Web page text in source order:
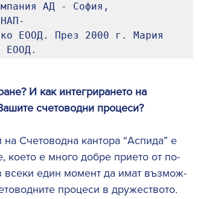
АД - София,
ЕООД. През 2000 г. Мария
ЕООД.
И как интегрирането на
счетоводни процеси?
Счетоводна кантора “Аспида” е
е много добре прието от по-
един момент да имат възмож-
процеси в дружеството.